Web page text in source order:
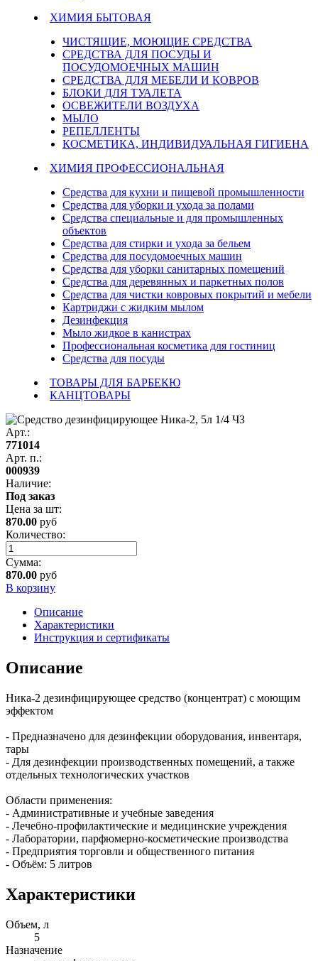
ХИМИЯ БЫТОВАЯ
ЧИСТЯЩИЕ, МОЮЩИЕ СРЕДСТВА
СРЕДСТВА ДЛЯ ПОСУДЫ И
ПОСУДОМОЕЧНЫХ МАШИН
СРЕДСТВА ДЛЯ МЕБЕЛИ И КОВРОВ
БЛОКИ ДЛЯ ТУАЛЕТА
ОСВЕЖИТЕЛИ ВОЗДУХА
МЫЛО
РЕПЕЛЛЕНТЫ
КОСМЕТИКА, ИНДИВИДУАЛЬНАЯ ГИГИЕНА
ХИМИЯ ПРОФЕССИОНАЛЬНАЯ
Средства для кухни и пищевой промышленности
Средства для уборки и ухода за полами
Средства специальные и для промышленных
объектов
Средства для стирки и ухода за бельем
Средства для посудомоечных машин
Средства для уборки санитарных помещений
Средства для деревянных и паркетных полов
Средства для чистки ковровых покрытий и мебели
Картриджи с жидким мылом
Дезинфекция
Мыло жидкое в канистрах
Профессиональная косметика для гостиниц
Средства для посуды
ТОВАРЫ ДЛЯ БАРБЕКЮ
КАНЦТОВАРЫ
Арт.:
771014
Арт. п.:
000939
Наличие:
Под заказ
Цена за шт:
870.00 руб
Количество:
Сумма:
870.00 руб
В корзину
Описание
Характеристики
Инструкция и сертификаты
Описание
Ника-2 дезинфицирующее средство (концентрат) с моющим
эффектом
- Предназначено для дезинфекции оборудования, инвентаря,
тары
- Для дезинфекции производственных помещений, а также
отдельных технологических участков
Области применения:
- Административные и учебные заведения
- Лечебно-профилактические и медицинские учреждения
- Лаборатории, парфюмерно-косметические производства
- Предприятия торговли и общественного питания
- Объём: 5 литров
Характеристики
Объем, л
5
Назначение